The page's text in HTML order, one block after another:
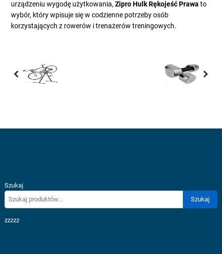
urządzeniu wygodę użytkowania,Zipro Hulk Rękojeść Prawa to
wybór, który wpisuje się w codzienne potrzeby osób
korzystających z rowerów i trenażerów treningowych.
Szukaj
Szukaj
zzzzz